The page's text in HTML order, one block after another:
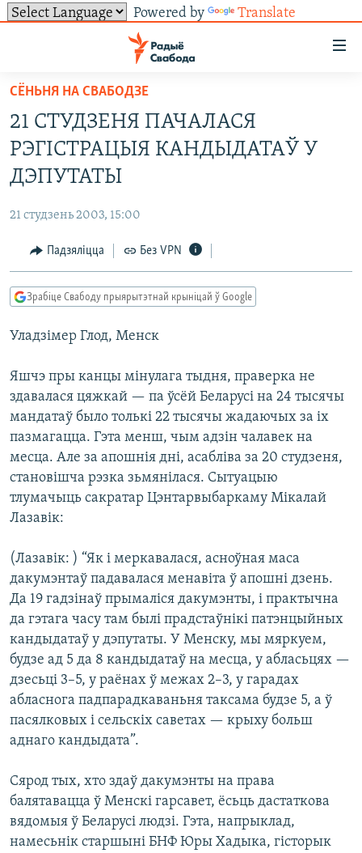
Powered by Translate
ўнівэрсальнага
доступу
Перайсьці
да
галоўнага
зьместу
да
навігацыі
Перайсьці
да
ВІДЭА І ФОТА
ПАЛІТЫКА
ЭКАНОМІКА
ПАЛІТВЯЗЬНІ
КАЛЯНДАР
ТОЛЬКІ НА СВАБОДЗЕ
ТЭСТЫ
ГІСТОРЫЯ НА СВАБОДЗЕ
ПАДКАСТЫ
PREMIUM
НА ХВАЛЯХ СВАБОДЫ
СУВЯЗЬ
ПАДЗЯЛІЦЦА ІНФАРМАЦЫЯЙ
RSS
ПАДКАСТЫ
Усе сайты РС/РСЭ
СЁНЬНЯ НА СВАБОДЗЕ
21 СТУДЗЕНЯ ПАЧАЛАСЯ
РЭГІСТРАЦЫЯ КАНДЫДАТАЎ У
ДЭПУТАТЫ
21 студзень 2003, 15:00
Падзяліцца Без VPN
Зрабіце Свабоду прыярытэтнай крыніцай ў Google
Уладзімер Глод, Менск
Яшчэ пры канцы мінулага тыдня, праверка не
здавалася цяжкай — па ўсёй Беларусі на 24 тысячы
мандатаў было толькі 22 тысячы жадаючых за іх
пазмагацца. Гэта менш, чым адзін чалавек на
месца. Але за апошнія дні, асабліва за 20 студзеня,
становішча рэзка зьмянілася. Сытуацыю
тлумачыць сакратар Цэнтарвыбаркаму Мікалай
Лазавік:
(Лазавік: ) “Як і меркавалася, асноўная маса
дакумэнтаў падавалася менавіта ў апошні дзень.
Да 19 гадзінаў прымаліся дакумэнты, і практычна
да гэтага часу там былі прадстаўнікі патэнцыйных
кандыдатаў у дэпутаты. У Менску, мы мяркуем,
будзе ад 5 да 8 кандыдатаў на месца, у абласьцях —
дзесьці 3–5, у раёнах ў межах 2–3, у гарадах
абласнога падпарадкаваньня таксама будзе 5, а ў
пасялковых і сельскіх саветах — крыху больш
аднаго кандыдата”.
Сярод тых, хто здаў дакумэнты на права
балятавацца ў Менскі гарсавет, ёсьць дастаткова
вядомыя ў Беларусі людзі. Гэта, напрыклад,
намесьнік старшыні БНФ Юры Хадыка, гісторык